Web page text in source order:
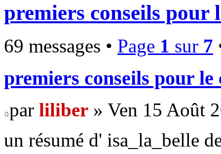
premiers conseils pour
69 messages • Page 1 sur 7
premiers conseils pour le
par liliber » Ven 15 Août
un résumé d' isa_la_belle